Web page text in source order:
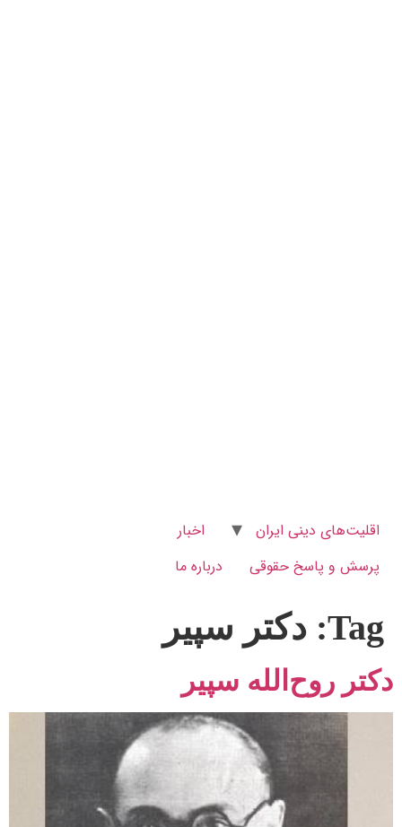
اقلیت‌های دینی ایران
اخبار
پرسش و پاسخ‌ حقوقی
درباره ما
Tag: دکتر سپیر
دکتر روح‌الله سپیر